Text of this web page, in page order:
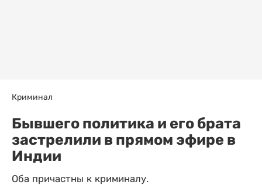
Криминал
Бывшего политика и его брата
застрелили в прямом эфире в
Индии
Оба причастны к криминалу.